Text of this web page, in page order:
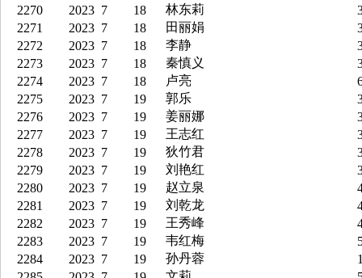
2270
2023 7 18 林东莉
2271
2023 7 18 田丽娟
2272
2023 7 18 李静
2273
2023 7 18 秦慎义
2274
2023 7 18 卢亮
2275
2023 7 19 郭乐
2276
2023 7 19 姜丽娜
2277
2023 7 19 王志红
2278
2023 7 19 狄竹君
2279
2023 7 19 刘艳红
2280
2023 7 19 赵立泉
2281
2023 7 19 刘乾龙
2282
2023 7 19 王秀峰
2283
2023 7 19 韦红梅
2284
2023 7 19 孙丹蓉